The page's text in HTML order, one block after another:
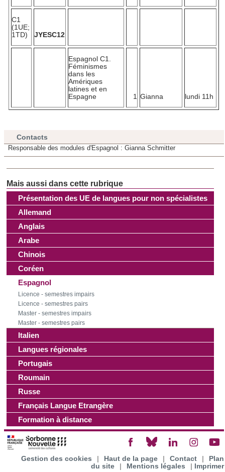
Présentation des UE de langues pour non spécialistes
Allemand
Anglais
Arabe
Chinois
Coréen
Espagnol
Licence - semestres impairs
Licence - semestres pairs
Master - semestres impairs
Master - semestres pairs
Italien
Langues régionales
Portugais
Roumain
Russe
Français Langue Etrangère
Formation à distance
C1
(1UE;
1TD)
JYESC12
Espagnol C1.
Féminismes
dans les
Amériques
latines et en
Espagne
1 Gianna lundi 11h
Contacts
Responsable des modules d'Espagnol : Gianna Schmitter
Gestion des cookies Haut de la page Contact
Plan
du site
Mentions légales Imprimer